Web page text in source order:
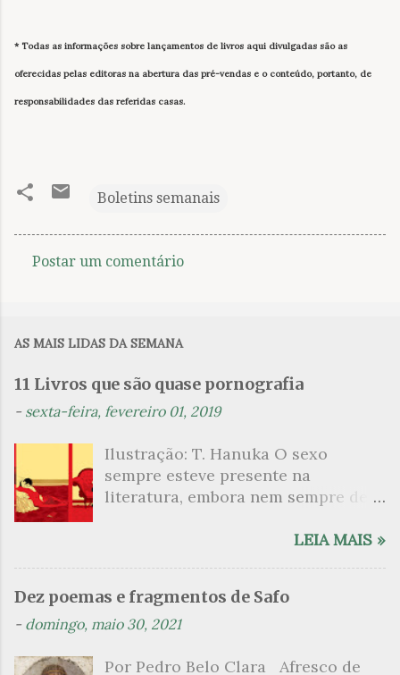
* Todas as informações sobre lançamentos de livros aqui divulgadas são as
oferecidas pelas editoras na abertura das pré-vendas e o conteúdo, portanto, de
responsabilidades das referidas casas.
Boletins semanais
n
t
i
o
Postar um comentário
AS MAIS LIDAS DA SEMANA
11 Livros que são quase pornografia
- sexta-feira, fevereiro 01, 2019
Ilustração: T. Hanuka O sexo
sempre esteve presente na
literatura, embora nem sempre de
que mergulharam em sua própria
psicanalítico e findaram por revelar
a partir dessa intimidade o lado
apresenta um conjunto de livros
LEIA MAIS »
Dez poemas e fragmentos de Safo
- domingo, maio 30, 2021
Por Pedro Belo Clara Afresco de